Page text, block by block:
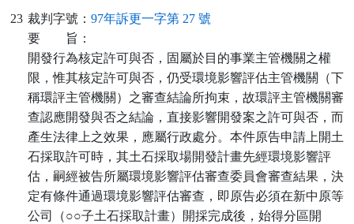
23 裁判字號： 97年訴更一字第 27 號
要
旨：
開發行為核定許可與否，固屬於目的事業主管機關之權
限，惟其核定許可與否，仍受環境影響評估主管機關（下
稱環評主管機關）之審查結論所拘束，故環評主管機關審
查認應開發與否之結論，直接影響開發案之許可與否，而
產生法律上之效果，應屬行政處分。本件原告申請上開土
石採取許可時，其土石採取場開發計畫先經環境影響評
估，嗣經被告所屬環境影響評估審查委員會審查結果，決
定有條件通過環境影響評估審查，即原告必須在新中原等
公司（○○子土石採取計畫）開採完成後，始得分區開